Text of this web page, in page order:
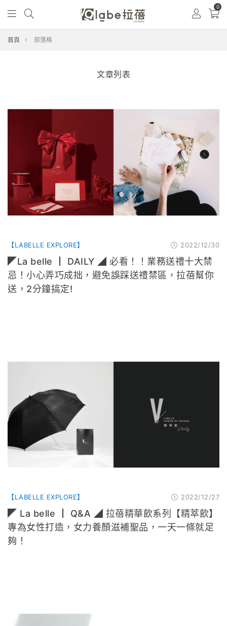
0
首頁 部落格
文章列表
【LABELLE EXPLORE】 2022/12/30
◤La belle ┃ DAILY ◢ 必看！！業務送禮十大禁
忌！小心弄巧成拙，避免誤踩送禮禁區，拉蓓幫你
送，2分鐘搞定!
【LABELLE EXPLORE】 2022/12/27
◤ La belle ┃ Q&A ◢ 拉蓓精華飲系列【精萃飲】
專為女性打造，女力養顏滋補聖品，一天一條就足
夠！